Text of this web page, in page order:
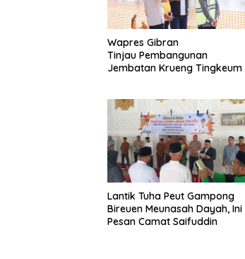
Wapres Gibran
Tinjau Pembangunan
Jembatan Krueng Tingkeum
Lantik Tuha Peut Gampong
Bireuen Meunasah Dayah, Ini